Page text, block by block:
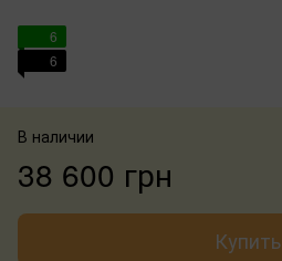
6
6
В наличии
38 600 грн
Купить